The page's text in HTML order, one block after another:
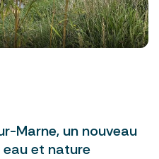
Marne, un nouveau
eau et nature